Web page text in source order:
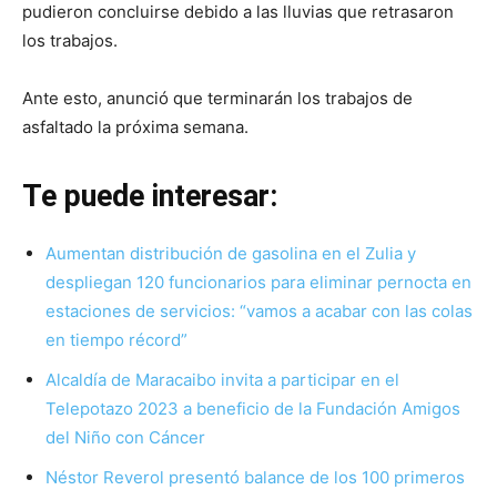
pudieron concluirse debido a las lluvias que retrasaron
los trabajos.
Ante esto, anunció que terminarán los trabajos de
asfaltado la próxima semana.
Te puede interesar:
Aumentan distribución de gasolina en el Zulia y
despliegan 120 funcionarios para eliminar pernocta en
estaciones de servicios: “vamos a acabar con las colas
en tiempo récord”
Alcaldía de Maracaibo invita a participar en el
Telepotazo 2023 a beneficio de la Fundación Amigos
del Niño con Cáncer
Néstor Reverol presentó balance de los 100 primeros